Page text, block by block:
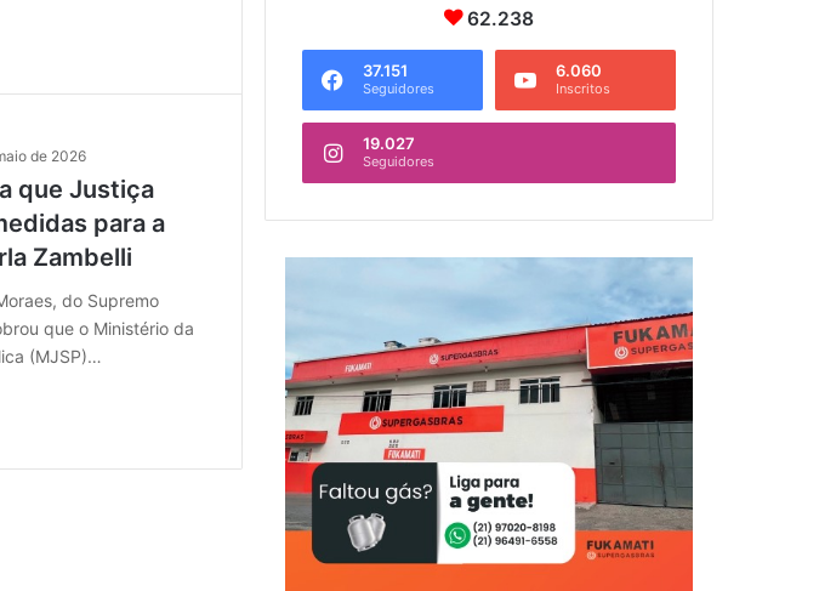
de 2026
que Justiça
para a
Zambelli
do Supremo
que o Ministério da
(MJSP)…
62.238
37.151
Seguidores
6.060
Inscritos
19.027
Seguidores